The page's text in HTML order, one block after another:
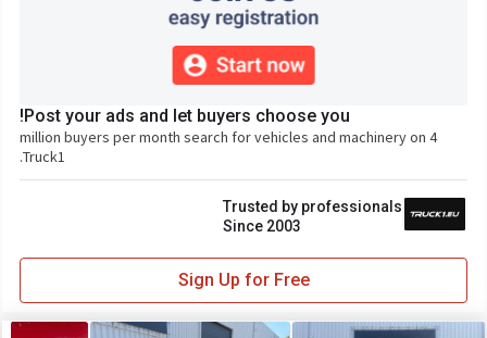
Post your ads and let buyers choose you!
4 million buyers per month search for vehicles and machinery on
Truck1.
Trusted by professionals
Since 2003
Sign Up for Free